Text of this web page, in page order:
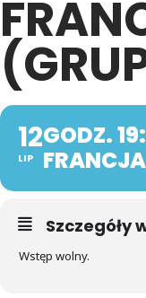
12
LIP
GODZ.
Szczegóły
Wstęp wolny.